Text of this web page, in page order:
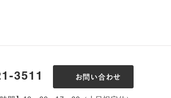
3511 お問い合わせ